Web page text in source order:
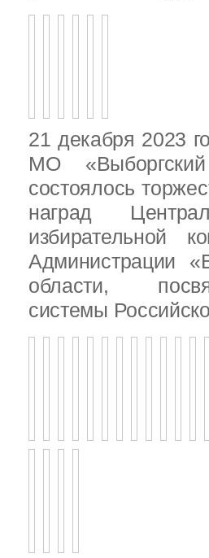
21 декабря 2023
МО
состоялось
наград
избирательной
Администрации
области,
системы